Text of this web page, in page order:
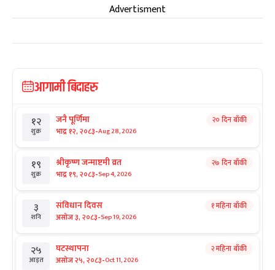
Advertisment
आगामी बिदाहरु
१२
शुक्र
जनै पूर्णिमा
भाद्र १२, २०८३-Aug 28, 2026
२० दिन बाँकी
१९
शुक्र
श्रीकृष्ण जन्माष्टमी व्रत
भाद्र १९, २०८३-Sep 4, 2026
२७ दिन बाँकी
३
शनि
संविधान दिवस
असोज ३, २०८३-Sep 19, 2026
१ महिना बाँकी
२५
आइत
घटस्थापना
असोज २५, २०८३-Oct 11, 2026
२ महिना बाँकी